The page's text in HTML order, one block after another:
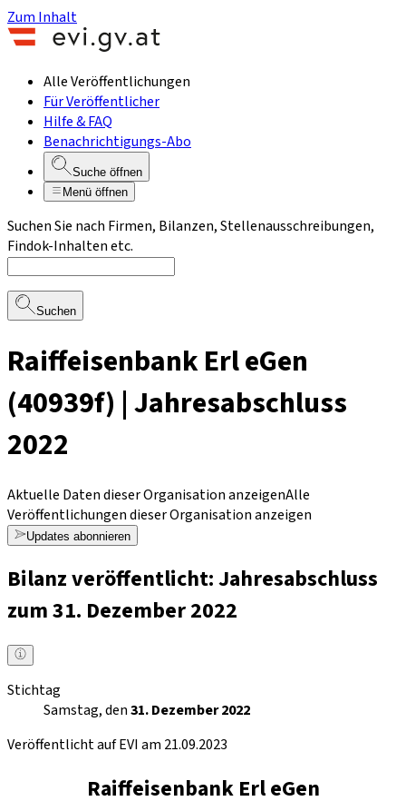
Zum Inhalt
Alle Veröffentlichungen
Für Veröffentlicher
Hilfe & FAQ
Benachrichtigungs-Abo
Suche öffnen
Menü öffnen
Suchen Sie nach Firmen, Bilanzen, Stellenausschreibungen,
Findok-Inhalten etc.
Suchen
Raiffeisenbank Erl eGen
(40939f) | Jahresabschluss
2022
Aktuelle Daten dieser Organisation anzeigenAlle
Veröffentlichungen dieser Organisation anzeigen
Updates abonnieren
Bilanz veröffentlicht: Jahresabschluss
zum 31. Dezember 2022
Stichtag
Samstag, den31. Dezember 2022
Veröffentlicht auf EVI am 21.09.2023
Raiffeisenbank Erl eGen